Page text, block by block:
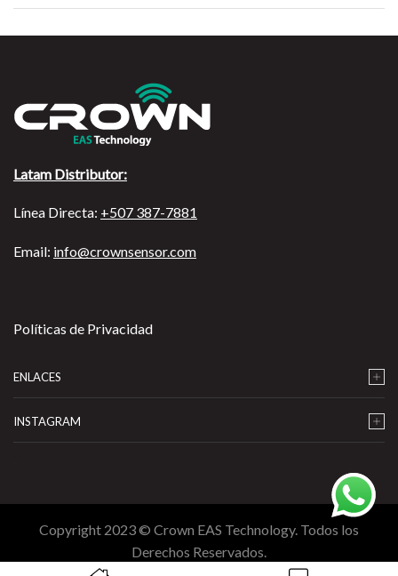
Latam Distributor:
Línea Directa: +507 387-7881
Email: info@crownsensor.com
Políticas de Privacidad
ENLACES
INSTAGRAM
Copyright 2023 © Crown EAS Technology. Todos los
Derechos Reservados.